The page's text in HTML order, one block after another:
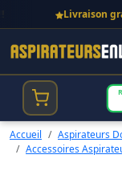
Livraison
Accueil Aspirateurs
Accessoires